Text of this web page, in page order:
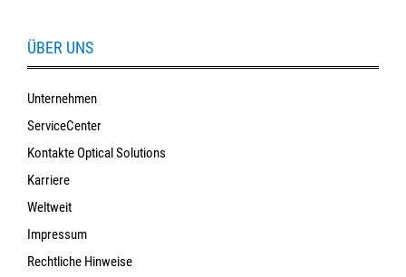
ÜBER UNS
Unternehmen
ServiceCenter
Kontakte Optical Solutions
Karriere
Weltweit
Impressum
Rechtliche Hinweise